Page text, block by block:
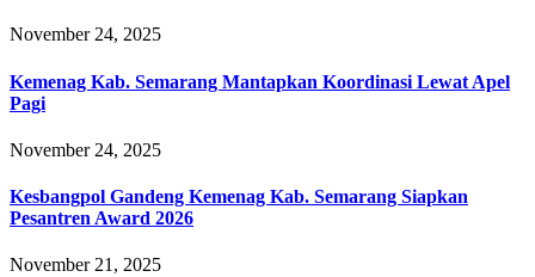
November 24, 2025
Kemenag Kab. Semarang Mantapkan Koordinasi Lewat Apel
Pagi
November 24, 2025
Kesbangpol Gandeng Kemenag Kab. Semarang Siapkan
Pesantren Award 2026
November 21, 2025